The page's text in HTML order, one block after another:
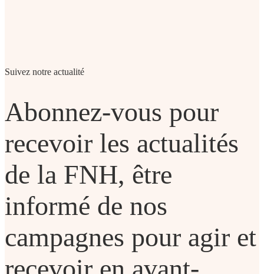
Suivez notre actualité
Abonnez-vous pour
recevoir les actualités
de la FNH, être
informé de nos
campagnes pour agir et